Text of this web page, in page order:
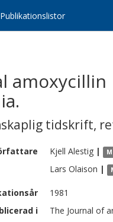
Publikationslistor
tidskrift,
Kjell Alestig |
Lars Olaison |
1981
i
The Journal of